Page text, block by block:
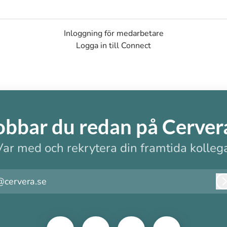
Inloggning för medarbetare
Logga in till Connect
du redan på
med och rekrytera din framtida